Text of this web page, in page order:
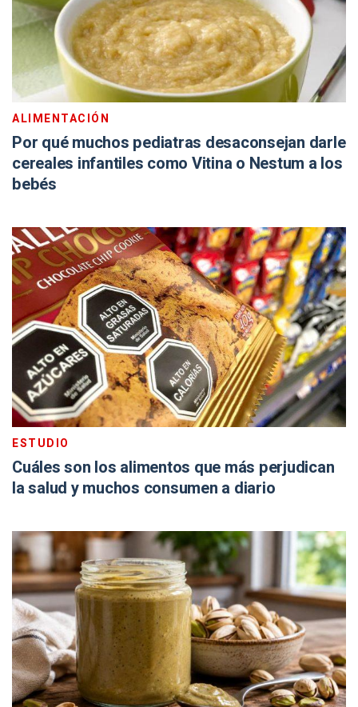
ALIMENTACIÓN
Por qué muchos pediatras desaconsejan darle
cereales infantiles como Vitina o Nestum a los
bebés
ESTUDIO
Cuáles son los alimentos que más perjudican
la salud y muchos consumen a diario